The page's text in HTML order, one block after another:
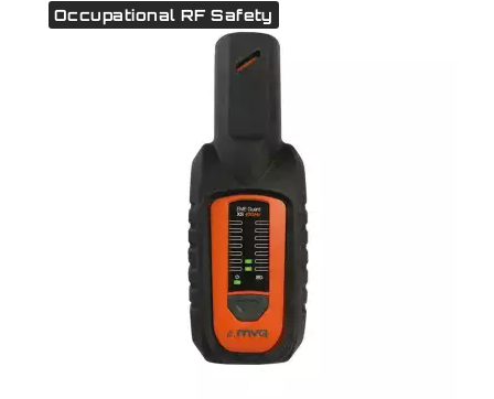
Occupational RF Safety